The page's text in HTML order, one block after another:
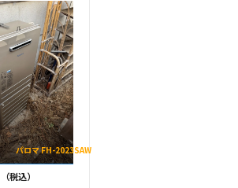
パロマ FH-2023SAW
（税込）